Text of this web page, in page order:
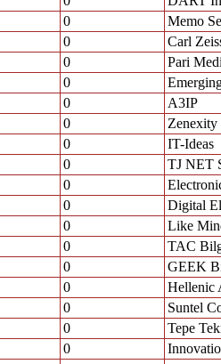
0
Memo
0
Carl
0
Pari
0
0
A3IP
0
Zenexity
0
IT-Ideas
0
TJ NET
0
0
Digital
0
Like
0
TAC
0
GEEK
0
Hellenic
0
Suntel
0
Tepe
0